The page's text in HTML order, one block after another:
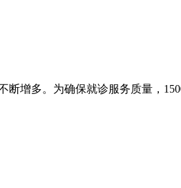
增多。为确保就诊服务质量，